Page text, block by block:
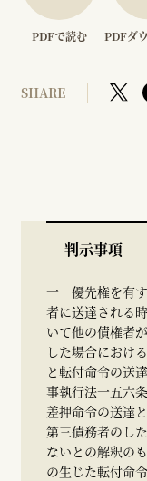
PDFで読む PDFダ
SHARE
判示事項
一 優先権を有す
者に送達される
いて他の債権者
した場合におけ
と転付命令の送
事執行法一五六
差押命令の送達
第三債務者のし
ないとの解釈の
の生じた転付命